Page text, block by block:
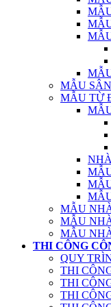
MẪU
MẪU TỪ
MẪU
MẪU
MẪU
THI CÔNG
QUY
THI
THI
THI